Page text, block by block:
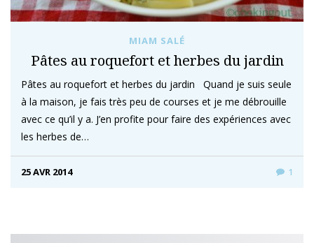
MIAM SALÉ
Pâtes au roquefort et herbes du jardin
Pâtes au roquefort et herbes du jardin Quand je suis seule
à la maison, je fais très peu de courses et je me débrouille
avec ce qu’il y a. J’en profite pour faire des expériences avec
les herbes de…
25 AVR 2014 1